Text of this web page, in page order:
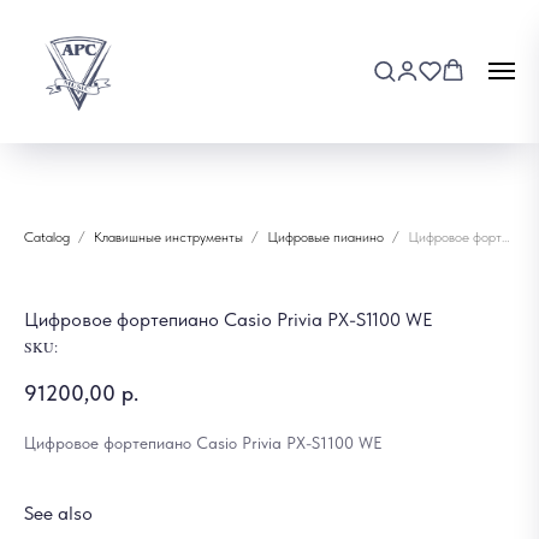
Catalog Клавишные инструменты Цифровые пианино Цифровое фортепиано Casio Privia PX-S1100 WE
Цифровое фортепиано Casio Privia PX-S1100 WE
SKU:
91200,00 р.
Цифровое фортепиано Casio Privia PX-S1100 WE
See also